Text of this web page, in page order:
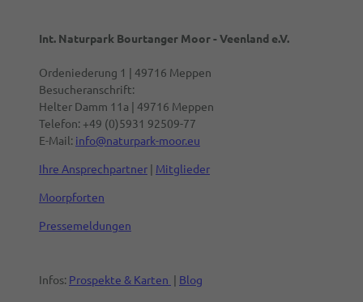
Int. Naturpark Bourtanger Moor - Veenland e.V.
Ordeniederung 1 | 49716 Meppen
Besucheranschrift:
Helter Damm 11a | 49716 Meppen
Telefon: +49 (0)5931 92509-77
E-Mail: info@naturpark-moor.eu
Ihre Ansprechpartner | Mitglieder
Moorpforten
Pressemeldungen
Infos: Prospekte & Karten | Blog